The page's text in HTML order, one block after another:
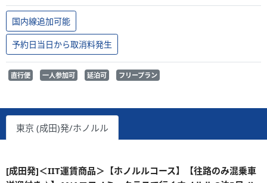
国内線追加可能
予約日当日から取消料発生
直行便 一人参加可 延泊可 フリープラン
東京 (成田)発/ホノルル
[成田発]＜IIT運賃商品＞【ホノルルコース】【往路のみ混乗車